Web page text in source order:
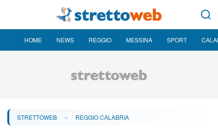
HOME NEWS REGGIO MESSINA SPORT
STRETTOWEB » REGGIO CALABRIA